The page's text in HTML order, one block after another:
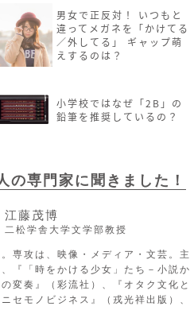
男女で正反対！ いつもと
違ってメガネを「かけてる
／外してる」 ギャップ萌
えするのは？
小学校ではなぜ「2B」の
鉛筆を推奨しているの？
の専門家に聞きました！
江藤茂博
二松学舎大学文学部教授
専攻は、映像・メディア・文芸。主
『「時をかける少女」たち－小説か
変奏』（彩流社）、『オタク文化と
セモノビジネス』（戎光祥出版）、